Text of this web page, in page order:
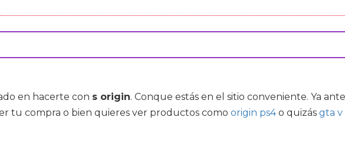
en hacerte con s origin. Conque estás en el sitio conveniente. Ya
tu compra o bien quieres ver productos como origin ps4o quizás gta v